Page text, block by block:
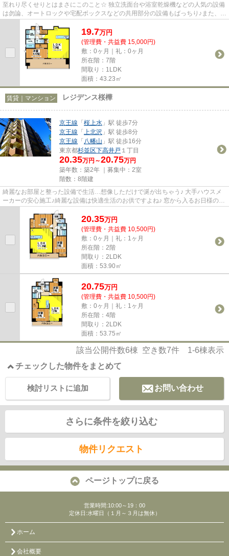
至れり尽くせりとはまさにこのこと☆ 独立洗面台や浴室乾燥機などの人気の設備
は勿論、オートロックや宅配ボックスなどの共用部分の設備もばっちり♪また、駅
まで簡単な道のりなので女性...
19.7万円
(管理費・共益費 15,000円)
敷：0ヶ月｜礼：0ヶ月
所在階：7階
間取り：1LDK
面積：43.23㎡
賃貸｜マンション レジデンス桜樺
京王線 「桜上水 」駅 徒歩7分
京王線 「 上北沢 」駅 徒歩8分
京王線 「 八幡山 」駅 徒歩16分
東京都杉並区下高井戸 １丁目
20.35万円～20.75万円
築年数：築2年 ｜募集中： 2室
階数：8階建
綺麗なお部屋と整った設備で生活…想像しただけで涎が出ちゃう♪ 大手ハウスメ
ーカーの安心施工♪綺麗な設備は快適生活のお供ですよね♪ 窓から入るお日様の光
が燦々と気持ちよく入ります☆...
20.35万円
(管理費・共益費 10,500円)
敷：0ヶ月｜礼：1ヶ月
所在階：2階
間取り：2LDK
面積：53.90㎡
20.75万円
(管理費・共益費 10,500円)
敷：0ヶ月｜礼：1ヶ月
所在階：4階
間取り：2LDK
面積：53.75㎡
該当公開件数6棟 空き数7件 1-6棟表示
チェックした物件をまとめて
お問い合わせ
検討リストに追加
さらに条件を絞り込む
物件リクエスト
ページトップに戻る
営業時間:10:00～19：00
定休日:水曜日（１月～３月は無休）
ホーム
会社概要